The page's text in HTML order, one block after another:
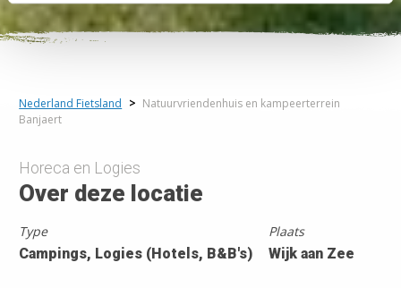
Nederland Fietsland > Natuurvriendenhuis en kampeerterrein
Banjaert
Horeca en Logies
Over deze locatie
Type
Campings, Logies (Hotels, B&B's)
Plaats
Wijk aan Zee